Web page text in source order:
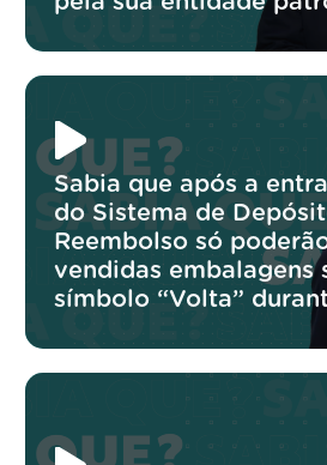
Sabia que após a
do Sistema de
Reembolso só
vendidas embalagens
símbolo “Volta”